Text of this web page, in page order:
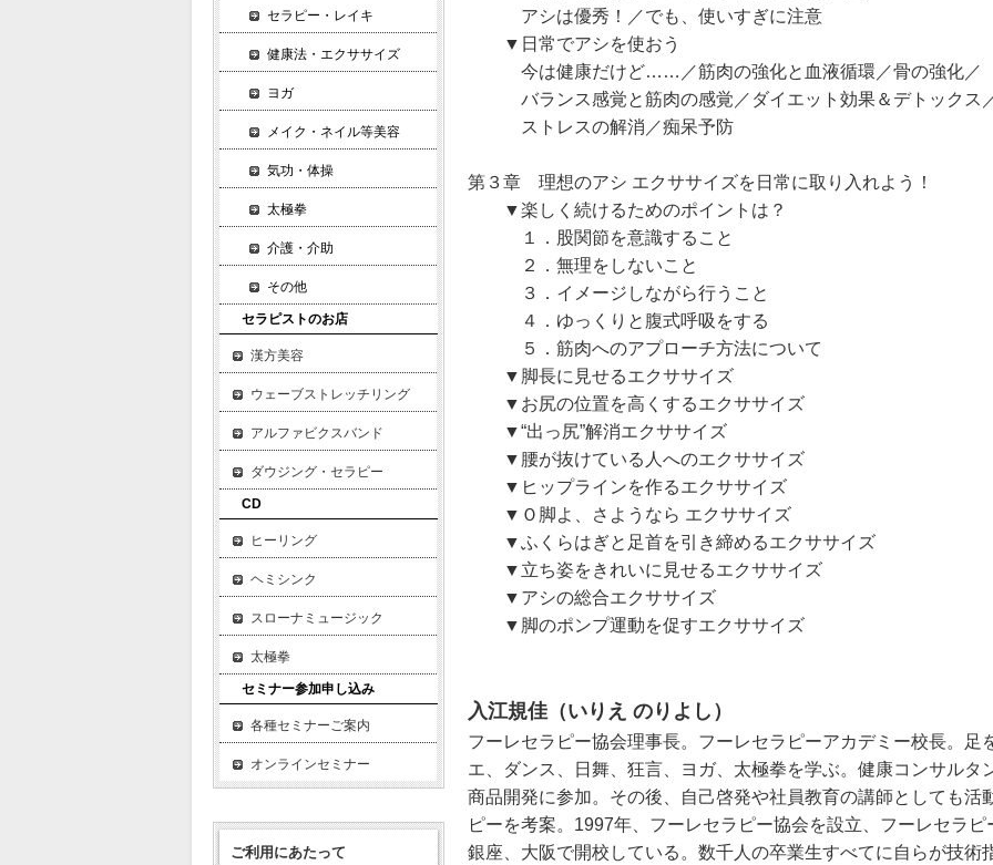
アシは優秀！／でも、使いすぎに注意
▼日常でアシを使おう
今は健康だけど……／筋肉の強化と血液循環／骨の強化／
バランス感覚と筋肉の感覚／ダイエット効果＆デトックス
ストレスの解消／痴呆予防
第３章 理想のアシ エクササイズを日常に取り入れよう！
▼楽しく続けるためのポイントは？
１．股関節を意識すること
２．無理をしないこと
３．イメージしながら行うこと
４．ゆっくりと腹式呼吸をする
５．筋肉へのアプローチ方法について
▼脚長に見せるエクササイズ
▼お尻の位置を高くするエクササイズ
▼“出っ尻”解消エクササイズ
▼腰が抜けている人へのエクササイズ
▼ヒップラインを作るエクササイズ
▼Ｏ脚よ、さようなら エクササイズ
▼ふくらはぎと足首を引き締めるエクササイズ
▼立ち姿をきれいに見せるエクササイズ
▼アシの総合エクササイズ
▼脚のポンプ運動を促すエクササイズ
入江規佳（いりえ のりよし）
フーレセラピー協会理事長。フーレセラピーアカデミー校長。足
エ、ダンス、日舞、狂言、ヨガ、太極拳を学ぶ。健康コンサルタ
商品開発に参加。その後、自己啓発や社員教育の講師としても活
ピーを考案。1997年、フーレセラピー協会を設立、フーレセラ
銀座、大阪で開校している。数千人の卒業生すべてに自らが技術
セラピー・レイキ
健康法・エクササイズ
ヨガ
メイク・ネイル等美容
気功・体操
太極拳
介護・介助
その他
セラピストのお店
漢方美容
ウェーブストレッチリング
アルファビクスバンド
ダウジング・セラピー
CD
ヒーリング
ヘミシンク
スローナミュージック
太極拳
セミナー参加申し込み
各種セミナーご案内
オンラインセミナー
ご利用にあたって